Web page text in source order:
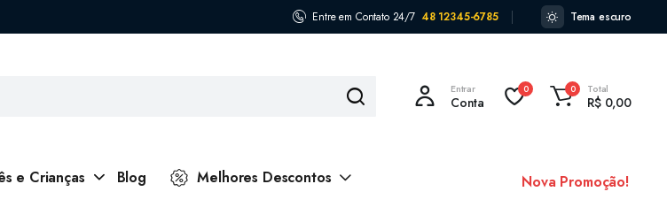
Entre em Contato 24/7 48 12345-6785 Tema escuro
Entrar
Conta
0 0 Total
R$0,00
e Crianças Blog Melhores Descontos Nova Promoção!